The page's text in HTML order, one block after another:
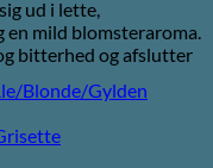
Blonde/Gylden
ud i lette,
en mild blomsteraroma.
bitterhed og afslutter